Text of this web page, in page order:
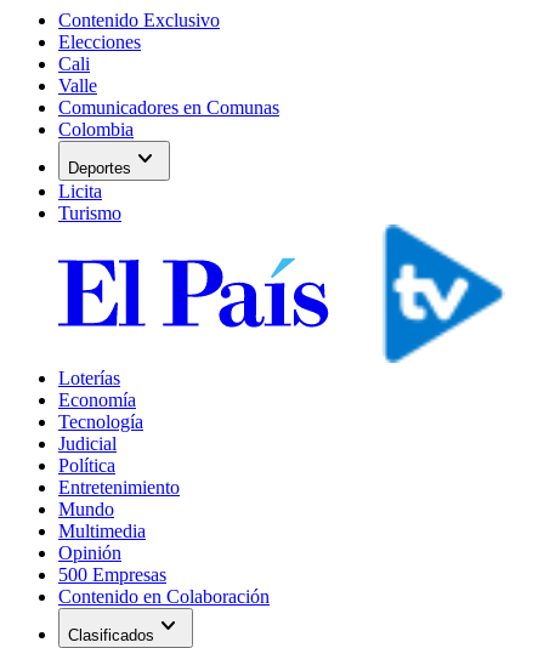
Contenido Exclusivo
Elecciones
Cali
Valle
Comunicadores en Comunas
Colombia
Deportes expand_more
Licita
Turismo
Loterías
Economía
Tecnología
Judicial
Política
Entretenimiento
Mundo
Multimedia
Opinión
500 Empresas
Contenido en Colaboración
Clasificados expand_more